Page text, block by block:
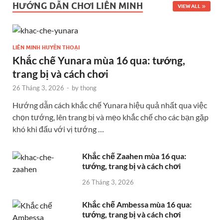
HƯỚNG DẪN CHƠI LIÊN MINH VIEW ALL
LIÊN MINH HUYỀN THOẠI
Khắc chế Yunara mùa 16 qua: tướng,
trang bị và cách chơi
26 Tháng 3, 2026 - bythong
Hướng dẫn cách khắc chế Yunara hiệu quả nhất qua việc
chọn tướng, lên trang bị và mẹo khắc chế cho các bạn gặp
khó khi đấu với vị tướng …
Khắc chế Zaahen mùa 16 qua:
tướng, trang bị và cách chơi
26 Tháng 3, 2026
Khắc chế Ambessa mùa 16 qua:
tướng, trang bị và cách chơi